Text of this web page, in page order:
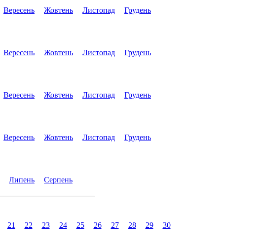
Вересень Жовтень Листопад Грудень
Вересень Жовтень Листопад Грудень
Вересень Жовтень Листопад Грудень
Вересень Жовтень Листопад Грудень
Липень Серпень
21 22 23 24 25 26 27 28 29 30